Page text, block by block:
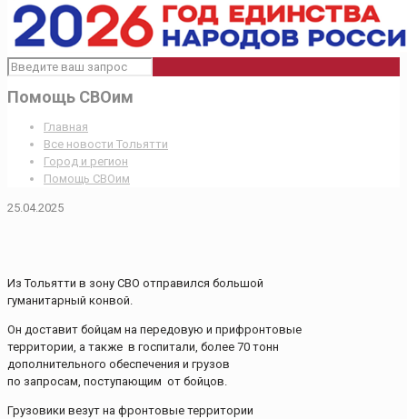
Помощь СВОим
Главная
Все новости Тольятти
Город и регион
Помощь СВОим
25.04.2025
Из Тольятти в зону СВО отправился большой
гуманитарный конвой.
Он доставит бойцам на передовую и прифронтовые
территории, а также в госпитали, более 70 тонн
дополнительного обеспечения и грузов
по запросам, поступающим от бойцов.
Грузовики везут на фронтовые территории